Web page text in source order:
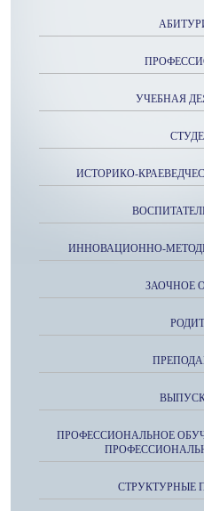
УЧЕБНАЯ
ИСТОРИКО-
ИННОВАЦИОННО-
ЗАОЧНОЕ
ПРОФЕССИОНАЛЬНОЕ
СТРУКТУРНЫЕ